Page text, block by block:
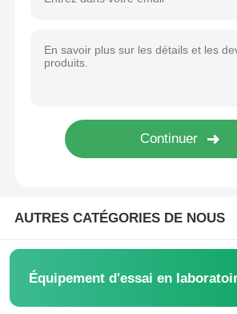
Contrôleur de la température et
AUTRES CATÉGORIES DE NOUS
Équipement d'essai en